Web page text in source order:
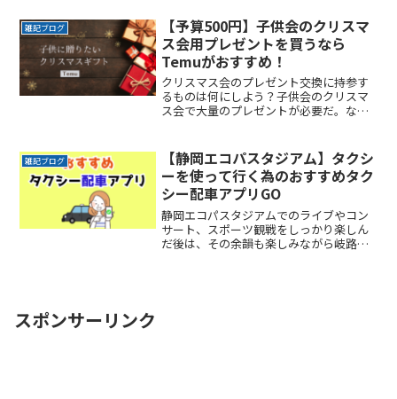
しょうか？【ChatGPReadMore...
雑記ブログ
【予算500円】子供会のクリスマ
ス会用プレゼントを買うなら
Temuがおすすめ！
クリスマス会のプレゼント交換に持参す
るものは何にしよう？子供会のクリスマ
ス会で大量のプレゼントが必要だ。な
紹介するTemuは、その豊富な品揃えはも
ちろん、価格の安さでもReadMore...
雑記ブログ
【静岡エコパスタジアム】タクシ
ーを使って行く為のおすすめタク
シー配車アプリGO
静岡エコパスタジアムでのライブやコン
サート、スポーツ観戦をしっかり楽しん
だ後は、その余韻も楽しみながら岐路に
スポンサーリンク